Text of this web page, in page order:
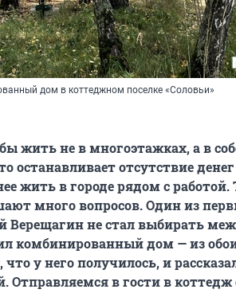
дом в коттеджном поселке «Соловьи»
жить не в многоэтажках, а в
останавливает отсутствие
жить в городе рядом с работой.
много вопросов. Один из
Верещагин не стал выбирать
комбинированный дом — из
у него получилось, и
в гости в коттедж